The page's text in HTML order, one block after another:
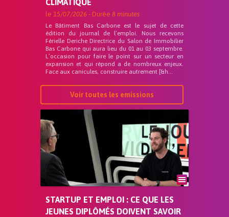
CLIMATIQUE
le 15/07/2026 - Durée 8 minutes
Le Bâtiment Bas Carbone est le sujet de cette
édition du journal de l’emploi. Nous recevons
Férielle Deriche Directrice du Salon de Immobilier
Bas Carbone qui aura lieu du 01 au 03 septembre.
L’occasion pour faire le point sur un secteur en
expansion et qui répond a de nombreux enjeux.
Face aux canicules, construire autrement [&h...
Voir toutes les emissions
STARTUP ET EMPLOI : CE QUE LES
JEUNES DIPLÔMÉS DOIVENT SAVOIR